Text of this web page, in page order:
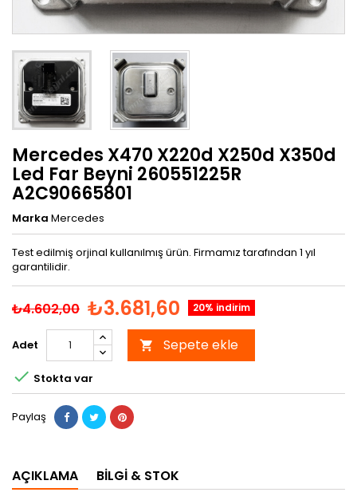
Mercedes X470 X220d X250d X350d
Led Far Beyni 260551225R
A2C90665801
Marka Mercedes
Test edilmiş orjinal kullanılmış ürün. Firmamız tarafından 1 yıl
garantilidir.
₺4.602,00 ₺3.681,60 20% indirim
Adet  Sepete ekle
 Stokta var
Paylaş
AÇIKLAMA BILGI & STOK